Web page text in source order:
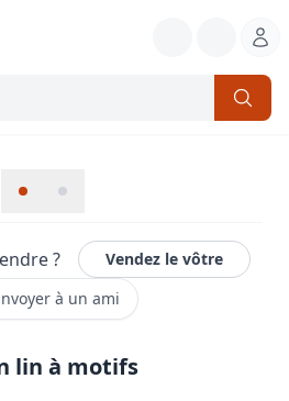
?
Vendez le vôtre
à un ami
lin à motifs